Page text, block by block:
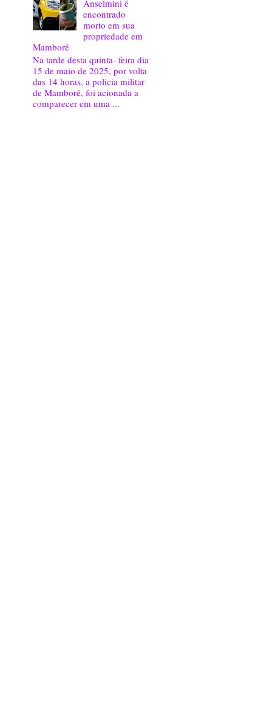
Anselmini é
encontrado
morto em sua
propriedade em
Mamborê
Na tarde desta quinta- feira dia
15 de maio de 2025, por volta
das 14 horas, a policia militar
de Mamborê, foi acionada a
comparecer em uma ...